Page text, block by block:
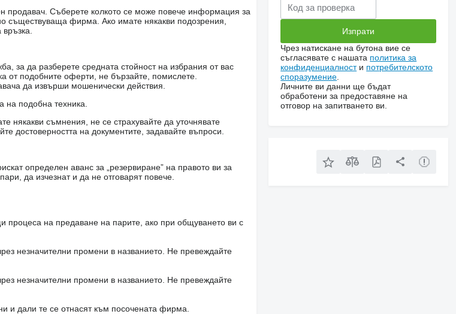
продавач. Съберете колкото се може повече информация за
съществуваща фирма. Ако имате някакви подозрения,
за да разберете средната стойност на избрания от вас
от подобните оферти, не бързайте, помислете.
да извърши мошенически действия.
на подобна техника.
някакви съмнения, не се страхувайте да уточнявате
достоверността на документите, задавайте въпроси.
определен аванс за „резервиране” на правото ви за
да изчезнат и да не отговарят повече.
на предаване на парите, ако при общуването ви с
незначителни промени в названието. Не превеждайте
незначителни промени в названието. Не превеждайте
и дали те се отнасят към посочената фирма.
Чрез натискане на бутона вие се
съгласявате с нашата политика за
конфиденциалности потребителското
споразумение
Личните ви данни ще бъдат
обработени за предоставяне на
отговор на запитването ви.